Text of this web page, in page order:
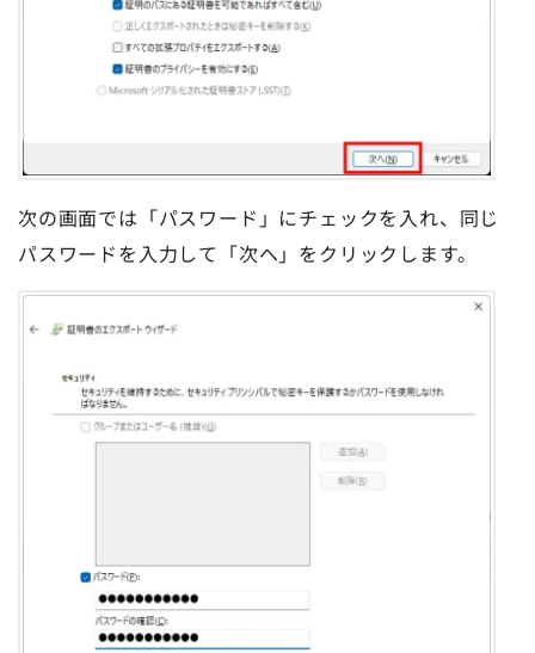
次の画面では「パスワード」にチェックを入れ、同じ
パスワードを入力して「次へ」をクリックします。